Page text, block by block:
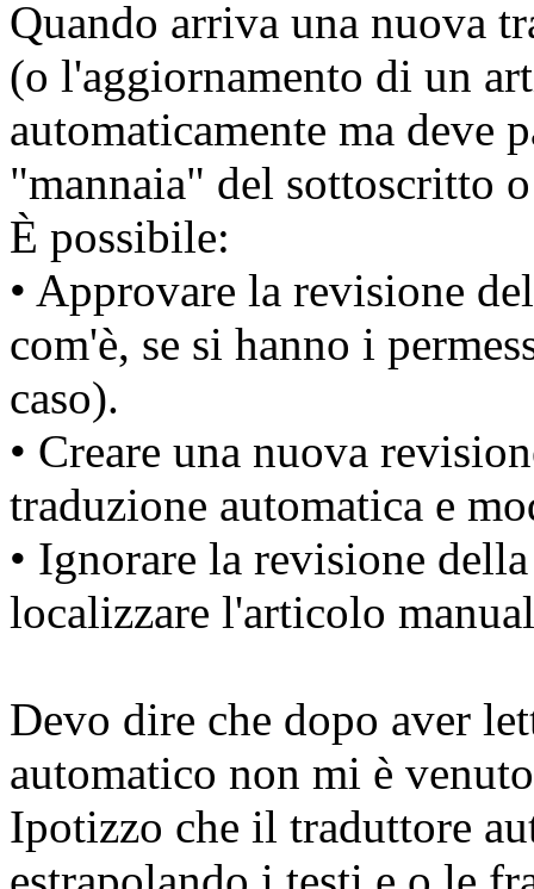
Quando arriva una nuova
(o l'aggiornamento di un
automaticamente ma deve
"mannaia" del sottoscritto
È possibile:
• Approvare la revisione
com'è, se si hanno i
caso).
• Creare una nuova
traduzione automatica e
• Ignorare la revisione
localizzare l'articolo
Devo dire che dopo aver
automatico non mi è
Ipotizzo che il traduttore